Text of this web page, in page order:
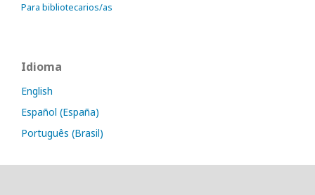
Para bibliotecarios/as
Idioma
English
Español (España)
Português (Brasil)